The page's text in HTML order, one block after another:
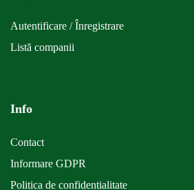
Autentificare / Înregistrare
Listă companii
Info
Contact
Informare GDPR
Politica de confidentialitate